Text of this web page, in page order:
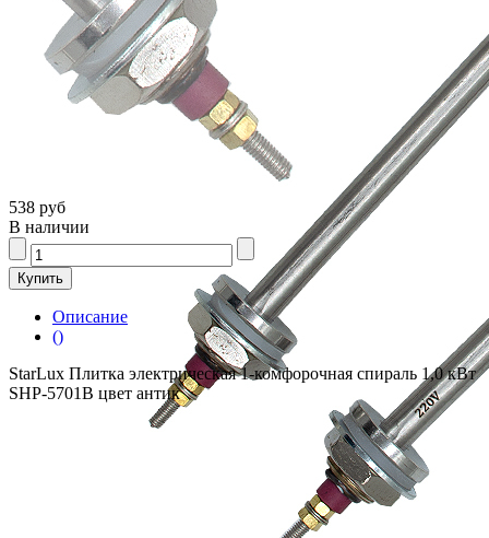
538 руб
В наличии
Описание
()
StarLux Плитка электрическая 1-комфорочная спираль 1,0 кВт
SHP-5701B цвет антик